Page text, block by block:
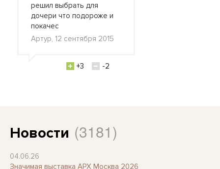
решил выбрать для
дочери что подороже и
покачес
Артур, 12 сентября 2015
+3 -2
Новости (3181)
04.06.26
Значимая выставка АРХ Москва 2026